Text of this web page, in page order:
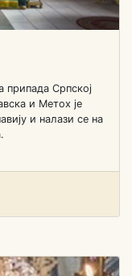
припада Српској
и Метох је
и налази се на